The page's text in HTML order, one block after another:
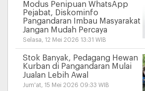
Modus Penipuan WhatsApp
Pejabat, Diskominfo
Pangandaran Imbau Masyarakat
Jangan Mudah Percaya
Selasa, 12 Mei 2026 13:31 WIB
Stok Banyak, Pedagang Hewan
Kurban di Pangandaran Mulai
Jualan Lebih Awal
Jum'at, 15 Mei 2026 09:33 WIB